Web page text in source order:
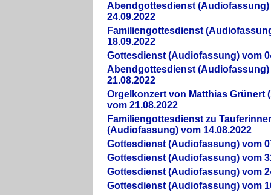
Abendgottesdienst (Audiofassung)
24.09.2022
Familiengottesdienst
18.09.2022
Gottesdienst (Audiofassung) vom
Abendgottesdienst (Audiofassung)
21.08.2022
Orgelkonzert von Matthias Grünert
vom 21.08.2022
Familiengottesdienst zu
(Audiofassung) vom 14.08.2022
Gottesdienst (Audiofassung) vom
Gottesdienst (Audiofassung) vom
Gottesdienst (Audiofassung) vom
Gottesdienst (Audiofassung) vom